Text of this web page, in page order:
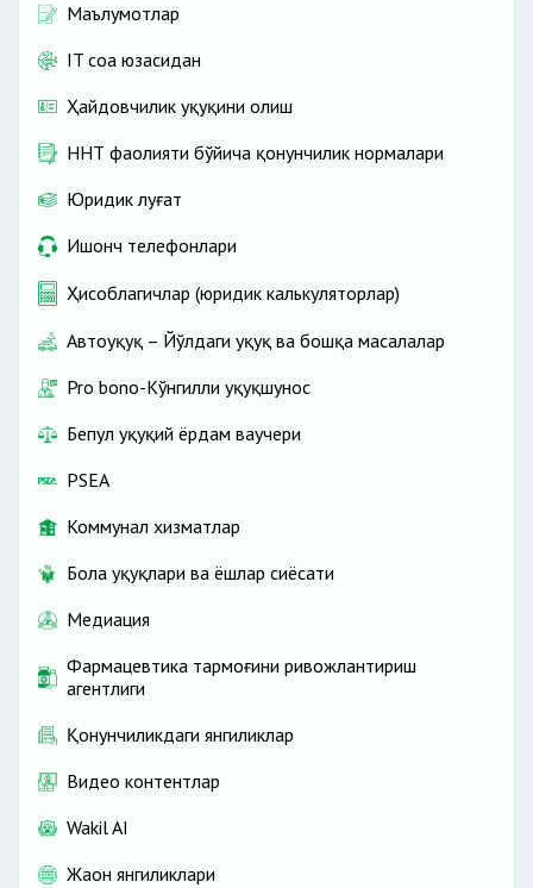
Маълумотлар
IT соҳа юзасидан
Ҳайдовчилик ҳуқуқини олиш
ННТ фаолияти бўйича қонунчилик нормалари
Юридик луғат
Ишонч телефонлари
Ҳисоблагичлар (юридик калькуляторлар)
Автоҳуқуқ – Йўлдаги ҳуқуқ ва бошқа масалалар
Pro bono-Кўнгилли ҳуқуқшунос
Бепул ҳуқуқий ёрдам ваучери
PSEA
Коммунал хизматлар
Бола ҳуқуқлари ва ёшлар сиёсати
Медиация
Фармацевтика тармоғини ривожлантириш
агентлиги
Қонунчиликдаги янгиликлар
Видео контентлар
Wakil AI
Жаҳон янгиликлари